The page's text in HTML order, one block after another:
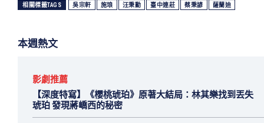
相關標籤TAGS 吳宗軒 施琅 汪秉勳 臺中連莊 蔡秉諺 薩蘭迪
本週熱文
影劇推薦
【深度特寫】《櫻桃琥珀》原著大結局：林其樂找到丟失
琥珀 發現蔣嶠西的秘密